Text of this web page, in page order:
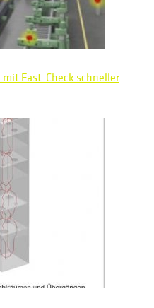
Fast-Check schneller